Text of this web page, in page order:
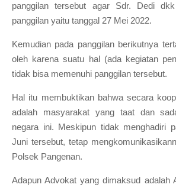
panggilan tersebut agar Sdr. Dedi
panggilan yaitu tanggal 27 Mei 2022.
Kemudian pada panggilan berikutnya
oleh karena suatu hal (ada kegiatan
tidak bisa memenuhi panggilan tersebut.
Hal itu membuktikan bahwa secara
adalah masyarakat yang taat dan
negara ini. Meskipun tidak menghadiri
Juni tersebut, tetap
Polsek Pangenan.
Adapun Advokat yang dimaksud adalah